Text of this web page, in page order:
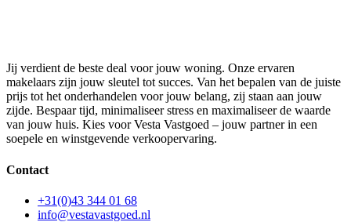
Jij verdient de beste deal voor jouw woning. Onze ervaren
makelaars zijn jouw sleutel tot succes. Van het bepalen van de juiste
prijs tot het onderhandelen voor jouw belang, zij staan aan jouw
zijde. Bespaar tijd, minimaliseer stress en maximaliseer de waarde
van jouw huis. Kies voor Vesta Vastgoed – jouw partner in een
soepele en winstgevende verkoopervaring.
Contact
+31(0)43 344 01 68
info@vestavastgoed.nl